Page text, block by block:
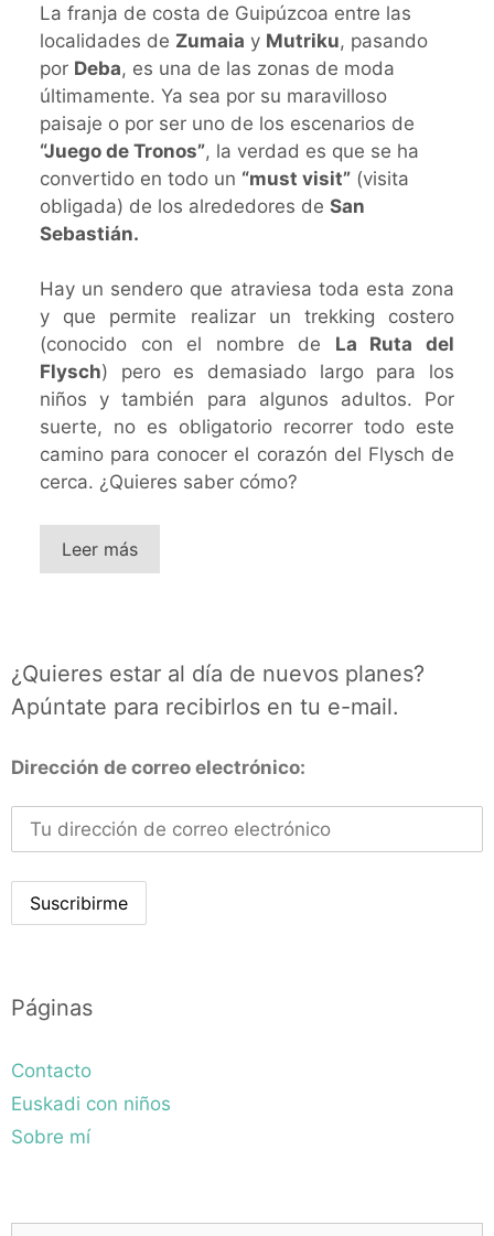
La franja de costa de Guipúzcoa entre las
localidades de Zumaia y Mutriku, pasando
por Deba, es una de las zonas de moda
últimamente. Ya sea por su maravilloso
paisaje o por ser uno de los escenarios de
“Juego de Tronos”, la verdad es que se ha
convertido en todo un “must visit” (visita
obligada) de los alrededores de San
Sebastián.
Hay un sendero que atraviesa toda esta zona
y que permite realizar un trekking costero
(conocido con el nombre de La Ruta del
Flysch) pero es demasiado largo para los
niños y también para algunos adultos. Por
suerte, no es obligatorio recorrer todo este
camino para conocer el corazón del Flysch de
cerca. ¿Quieres saber cómo?
Leer más
¿Quieres estar al día de nuevos planes?
Apúntate para recibirlos en tu e-mail.
Dirección de correo electrónico:
Páginas
Contacto
Euskadi con niños
Sobre mí